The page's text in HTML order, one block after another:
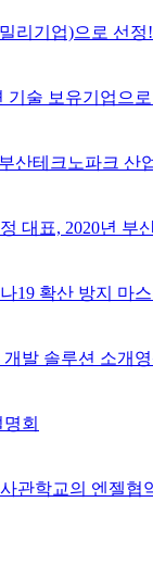
리기업)으로 선정!
기술 보유기업으
산테크노파크 산
대표, 2020년 부
19 확산 방지 마
발 솔루션 소개영
회
관학교의 엔젤협